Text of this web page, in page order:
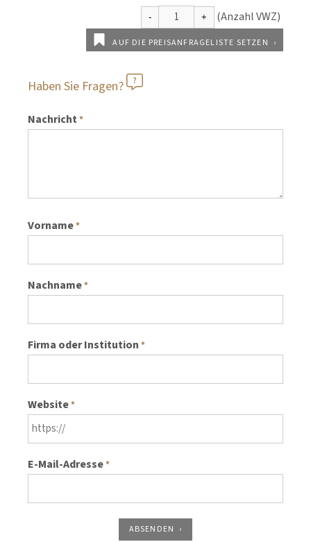
AUF DIE PREISANFRAGELISTE SETZEN
Haben Sie Fragen?
Nachricht*
Vorname*
Nachname*
Firma oder Institution *
Website*
E-Mail-Adresse*
ABSENDEN